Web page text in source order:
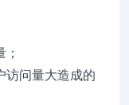
访问量大造成的